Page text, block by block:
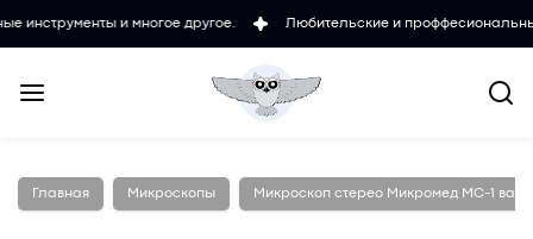
и многое другое. Любительские и проффесиональные
Главная Микроскопы Микроскоп стерео Микромед MC-1 вар.